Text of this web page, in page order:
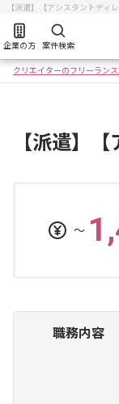
【派遣】【アシスタントディ
企業の方 案件検索
クリエイターのフリーラン
【派遣】
〜
職務内容